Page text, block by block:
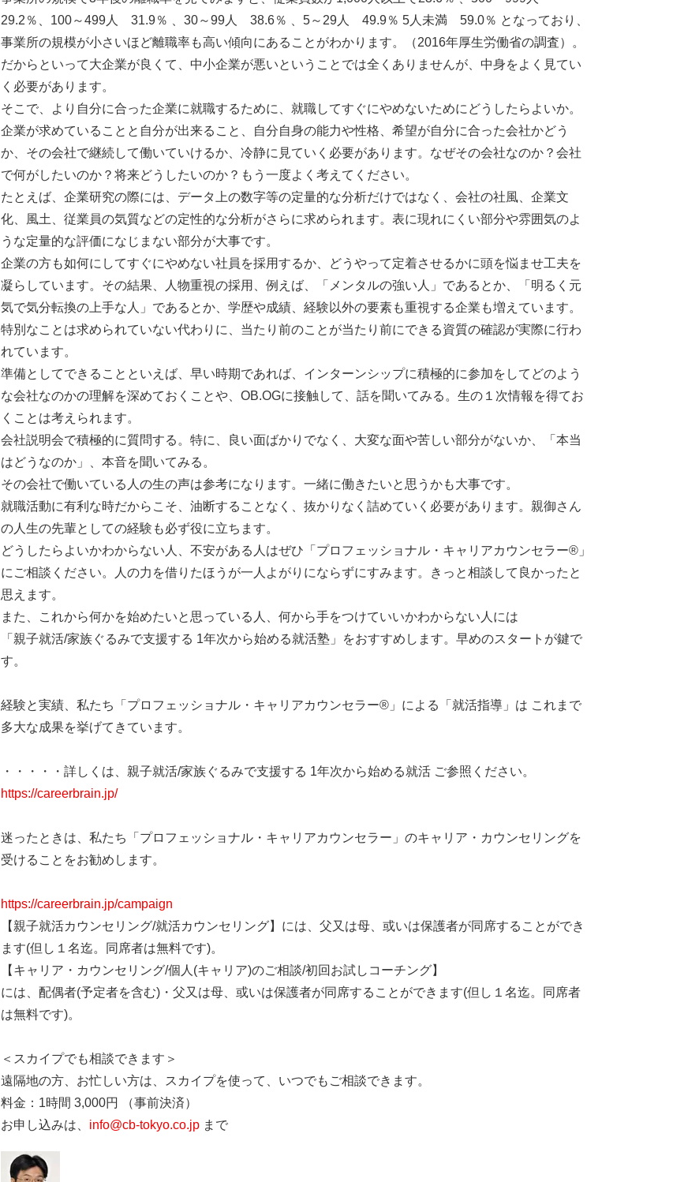
29.2％、100～499人 31.9％ 、30～99人 38.6％ 、5～29人 49.9％ 5人未満 59.0％ となっており、
事業所の規模が小さいほど離職率も高い傾向にあることがわかります。（2016年厚生労働省の調査）。
だからといって大企業が良くて、中小企業が悪いということでは全くありませんが、中身をよく見てい
く必要があります。
そこで、より自分に合った企業に就職するために、就職してすぐにやめないためにどうしたらよいか。
企業が求めていることと自分が出来ること、自分自身の能力や性格、希望が自分に合った会社かどう
か、その会社で継続して働いていけるか、冷静に見ていく必要があります。なぜその会社なのか？会社
で何がしたいのか？将来どうしたいのか？もう一度よく考えてください。
たとえば、企業研究の際には、データ上の数字等の定量的な分析だけではなく、会社の社風、企業文
化、風土、従業員の気質などの定性的な分析がさらに求められます。表に現れにくい部分や雰囲気のよ
うな定量的な評価になじまない部分が大事です。
企業の方も如何にしてすぐにやめない社員を採用するか、どうやって定着させるかに頭を悩ませ工夫を
凝らしています。その結果、人物重視の採用、例えば、「メンタルの強い人」であるとか、「明るく元
気で気分転換の上手な人」であるとか、学歴や成績、経験以外の要素も重視する企業も増えています。
特別なことは求められていない代わりに、当たり前のことが当たり前にできる資質の確認が実際に行わ
れています。
準備としてできることといえば、早い時期であれば、インターンシップに積極的に参加をしてどのよう
な会社なのかの理解を深めておくことや、OB.OGに接触して、話を聞いてみる。生の１次情報を得てお
くことは考えられます。
会社説明会で積極的に質問する。特に、良い面ばかりでなく、大変な面や苦しい部分がないか、「本当
はどうなのか」、本音を聞いてみる。
その会社で働いている人の生の声は参考になります。一緒に働きたいと思うかも大事です。
就職活動に有利な時だからこそ、油断することなく、抜かりなく詰めていく必要があります。親御さん
の人生の先輩としての経験も必ず役に立ちます。
どうしたらよいかわからない人、不安がある人はぜひ「プロフェッショナル・キャリアカウンセラー®」
にご相談ください。人の力を借りたほうが一人よがりにならずにすみます。きっと相談して良かったと
思えます。
また、これから何かを始めたいと思っている人、何から手をつけていいかわからない人には
「親子就活/家族ぐるみで支援する 1年次から始める就活塾」をおすすめします。早めのスタートが鍵で
す。
経験と実績、私たち「プロフェッショナル・キャリアカウンセラー®」による「就活指導」は これまで
多大な成果を挙げてきています。
・・・・・詳しくは、親子就活/家族ぐるみで支援する 1年次から始める就活 ご参照ください。
https://careerbrain.jp/
迷ったときは、私たち「プロフェッショナル・キャリアカウンセラー」のキャリア・カウンセリングを
受けることをお勧めします。
https://careerbrain.jp/campaign
【親子就活カウンセリング/就活カウンセリング】には、父又は母、或いは保護者が同席することができ
ます(但し１名迄。同席者は無料です)。
【キャリア・カウンセリング/個人(キャリア)のご相談/初回お試しコーチング】
には、配偶者(予定者を含む)・父又は母、或いは保護者が同席することができます(但し１名迄。同席者
は無料です)。
＜スカイプでも相談できます＞
遠隔地の方、お忙しい方は、スカイプを使って、いつでもご相談できます。
料金：1時間 3,000円 （事前決済）
お申し込みは、 info@cb-tokyo.co.jp まで